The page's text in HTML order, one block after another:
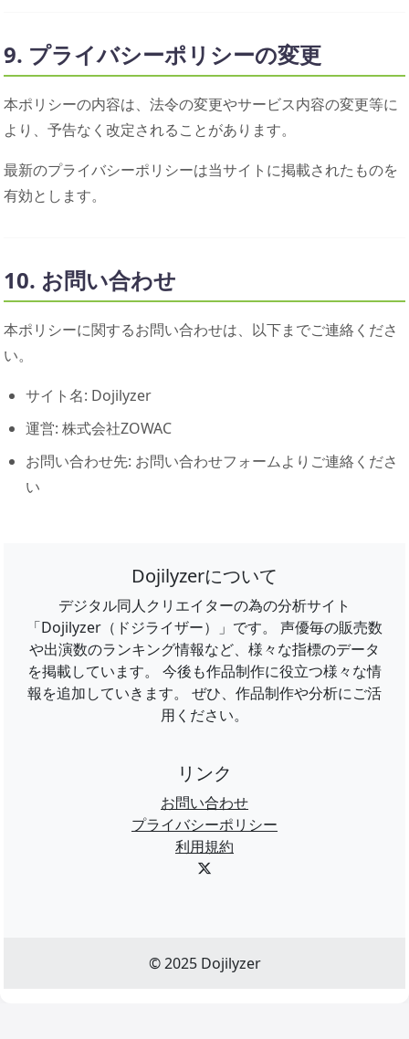
9. プライバシーポリシーの変更
本ポリシーの内容は、法令の変更やサービス内容の変更等に
より、予告なく改定されることがあります。
最新のプライバシーポリシーは当サイトに掲載されたものを
有効とします。
10. お問い合わせ
本ポリシーに関するお問い合わせは、以下までご連絡くださ
い。
サイト名: Dojilyzer
運営: 株式会社ZOWAC
お問い合わせ先: お問い合わせフォームよりご連絡くださ
い
Dojilyzerについて
デジタル同人クリエイターの為の分析サイト
「Dojilyzer（ドジライザー）」です。 声優毎の販売数
や出演数のランキング情報など、様々な指標のデータ
を掲載しています。 今後も作品制作に役立つ様々な情
報を追加していきます。 ぜひ、作品制作や分析にご活
用ください。
リンク
お問い合わせ
プライバシーポリシー
利用規約
© 2025 Dojilyzer